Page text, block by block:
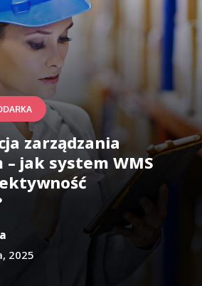
zarządzania
– jak system WMS
2025